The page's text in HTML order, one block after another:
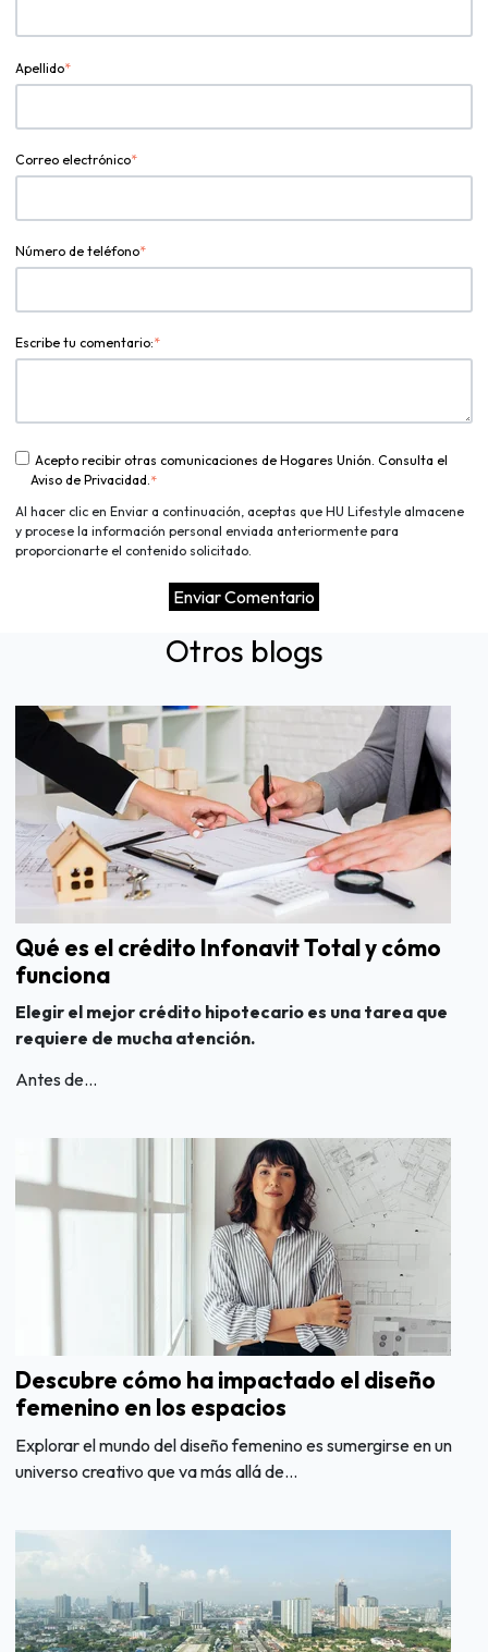
Apellido*
Correo electrónico*
Número de teléfono*
Escribe tu comentario:*
Acepto recibir otras comunicaciones de Hogares Unión. Consulta el
Aviso de Privacidad.*
Al hacer clic en Enviar a continuación, aceptas que HU Lifestyle almacene
y procese la información personal enviada anteriormente para
proporcionarte el contenido solicitado.
Otros blogs
Qué es el crédito Infonavit Total y cómo
funciona
Elegir el mejor crédito hipotecario es una tarea que
requiere de mucha atención.
Antes de...
Descubre cómo ha impactado el diseño
femenino en los espacios
Explorar el mundo del diseño femenino es sumergirse en un
universo creativo que va más allá de...